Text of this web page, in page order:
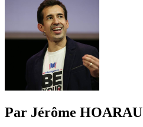
Par Jérôme HOARAU